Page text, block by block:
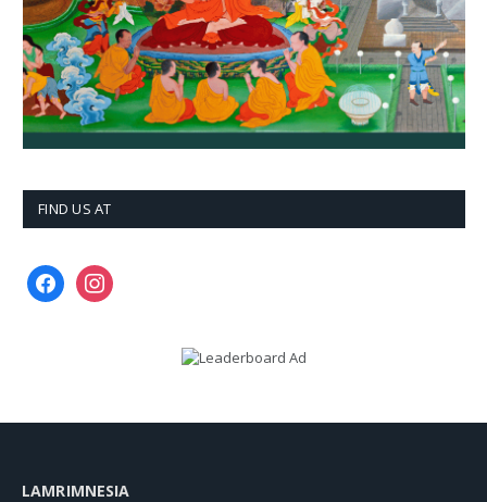
FIND US AT
facebookinstagram
LAMRIMNESIA